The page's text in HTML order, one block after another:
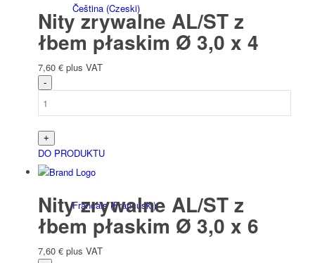
Čeština(Czeski)
Français(Francuski)
Nity zrywalne AL/ST z
łbem płaskim Ø 3,0 x 4
7,60 € plus VAT
DO PRODUKTU
Nity zrywalne AL/ST z
łbem płaskim Ø 3,0 x 6
7,60 € plus VAT